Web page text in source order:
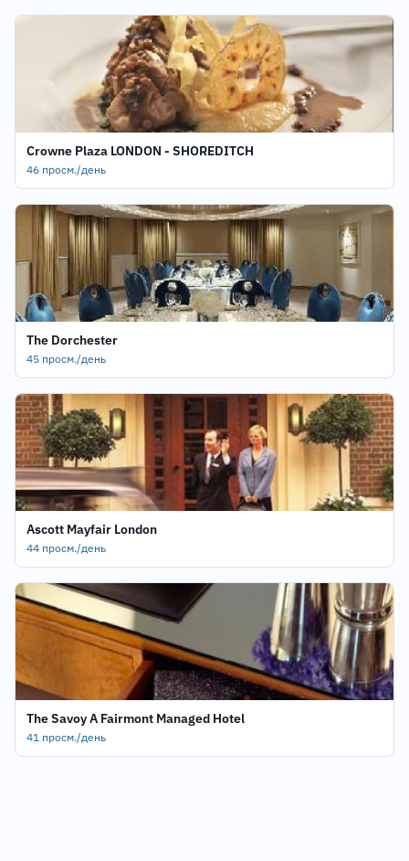
Crowne Plaza LONDON - SHOREDITCH
46 просм./день
The Dorchester
45 просм./день
Ascott Mayfair London
44 просм./день
The Savoy A Fairmont Managed Hotel
41 просм./день